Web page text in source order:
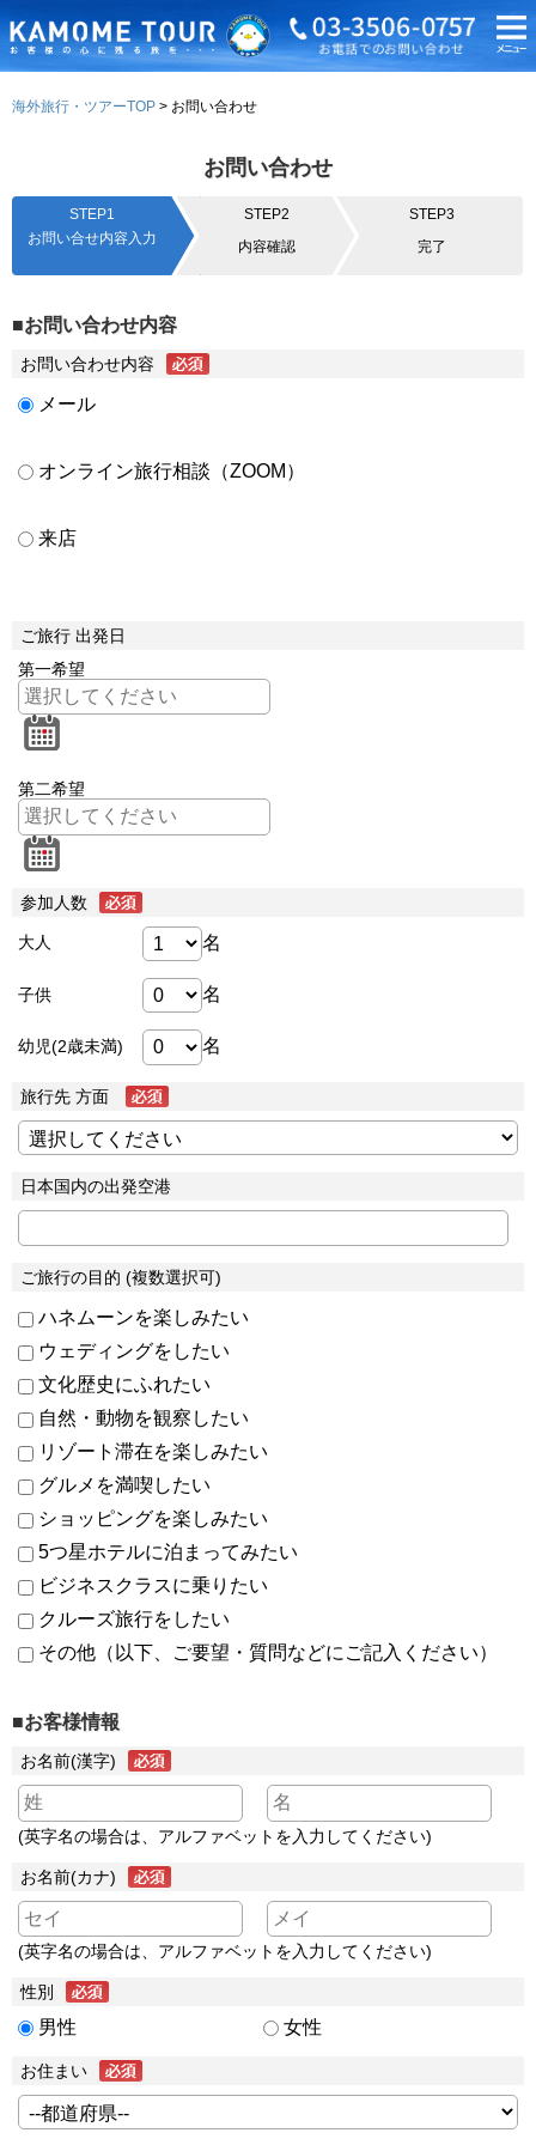
海外旅行・ツアーTOP お問い合わせ
お問い合わせ
STEP1
お問い合せ内容入力
STEP2
内容確認
STEP3
完了
■お問い合わせ内容
お問い合わせ内容
メール
オンライン旅行相談（ZOOM）
来店
ご旅行 出発日
第一希望
第二希望
参加人数
大人 名
子供 名
幼児(2歳未満) 名
旅行先 方面
日本国内の出発空港
ご旅行の目的 (複数選択可)
ハネムーンを楽しみたい
ウェディングをしたい
文化歴史にふれたい
自然・動物を観察したい
リゾート滞在を楽しみたい
グルメを満喫したい
ショッピングを楽しみたい
5つ星ホテルに泊まってみたい
ビジネスクラスに乗りたい
クルーズ旅行をしたい
その他（以下、ご要望・質問などにご記入ください）
■お客様情報
お名前(漢字)
(英字名の場合は、アルファベットを入力してください)
お名前(カナ)
(英字名の場合は、アルファベットを入力してください)
性別
男性 女性
お住まい